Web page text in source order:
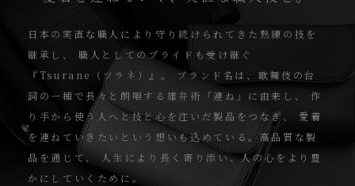
日本の実直な職人により守り続けられてきた熟練の技を
継承し、
職人としてのプライドも受け継ぐ
『Tsurane（ツラネ）』。
ブランド名は、歌舞伎の台
詞の一種で長々と朗唱する雄弁術「連ね」に由来し、
作
り手から使う人へと技と心を注いだ製品をつなぎ、
愛着
を連ねていきたいという想いも込めている。高品質な製
品を通じて、
人生により長く寄り添い、人の心をより豊
かにしていくために。